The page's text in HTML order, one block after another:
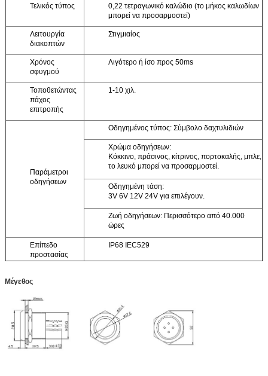
Τελικός τύπος
0,22 τετραγωνικό καλώδιο (το μήκος καλωδίων
μπορεί να προσαρμοστεί)
Λειτουργία
διακοπτών
Στιγμιαίος
Χρόνος
σφυγμού
Λιγότερο ή ίσο προς 50ms
Τοποθετώντας
πάχος
επιτροπής
1-10 χιλ.
Παράμετροι
οδηγήσεων
Οδηγημένος τύπος: Σύμβολο δαχτυλιδιών
Χρώμα οδηγήσεων:
Κόκκινο, πράσινος, κίτρινος, πορτοκαλής, μπλε,
το λευκό μπορεί να προσαρμοστεί.
Οδηγημένη τάση:
3V 6V 12V 24V για επιλέγουν.
Ζωή οδηγήσεων: Περισσότερο από 40.000
ώρες
Επίπεδο
προστασίας
IP68 IEC529
Temp
Πίεση εργασίας
Μηχανική ζωή: Περισσότεροι κύκλοι than1,000,000
Ηλεκτρική ζωή: Περισσότεροι από 500.000 κύκλοι
Μέγεθος